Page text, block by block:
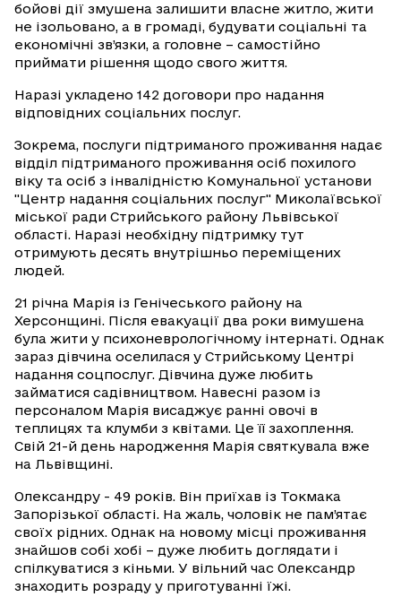
бойові дії змушена залишити власне житло, жити
не ізольовано, а в громаді, будувати соціальні та
економічні зв’язки, а головне – самостійно
приймати рішення щодо свого життя.
Наразі укладено 142 договори про надання
відповідних соціальних послуг.
Зокрема, послуги підтриманого проживання надає
відділ підтриманого проживання осіб похилого
віку та осіб з інвалідністю Комунальної установи
"Центр надання соціальних послуг" Миколаївської
міської ради Стрийського району Львівської
області. Наразі необхідну підтримку тут
отримують десять внутрішньо переміщених
людей.
21 річна Марія із Генічеського району на
Херсонщині. Після евакуації два роки вимушена
була жити у психоневрологічному інтернаті. Однак
зараз дівчина оселилася у Стрийському Центрі
надання соцпослуг. Дівчина дуже любить
займатися садівництвом. Навесні разом із
персоналом Марія висаджує ранні овочі в
теплицях та клумби з квітами. Це її захоплення.
Свій 21-й день народження Марія святкувала вже
на Львівщині.
Олександру - 49 років. Він приїхав із Токмака
Запорізької області. На жаль, чоловік не пам’ятає
своїх рідних. Однак на новому місці проживання
знайшов собі хобі – дуже любить доглядати і
спілкуватися з кіньми. У вільний час Олександр
знаходить розраду у приготуванні їжі.